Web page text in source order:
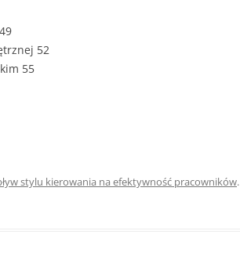
52
55
stylu kierowania na efektywność pracowników.